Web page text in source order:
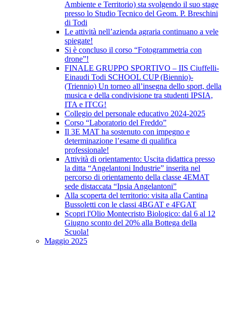
Ambiente e Territorio) sta svolgendo il suo stage
presso lo Studio Tecnico del Geom. P. Breschini
di Todi
Le attività nell’azienda agraria continuano a vele
spiegate!
Si è concluso il corso “Fotogrammetria con
drone”!
FINALE GRUPPO SPORTIVO – IIS Ciuffelli-
Einaudi Todi SCHOOL CUP (Biennio)-
(Triennio) Un torneo all’insegna dello sport, della
musica e della condivisione tra studenti IPSIA,
ITA e ITCG!
Collegio del personale educativo 2024-2025
Corso “Laboratorio del Freddo”
Il 3E MAT ha sostenuto con impegno e
determinazione l’esame di qualifica
professionale!
Attività di orientamento: Uscita didattica presso
la ditta “Angelantoni Industrie” inserita nel
percorso di orientamento della classe 4EMAT
sede distaccata “Ipsia Angelantoni”
Alla scoperta del territorio: visita alla Cantina
Bussoletti con le classi 4BGAT e 4FGAT
Scopri l'Olio Montecristo Biologico: dal 6 al 12
Giugno sconto del 20% alla Bottega della
Scuola!
Maggio 2025